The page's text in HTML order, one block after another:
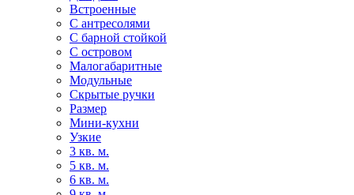
Встроенные
С антресолями
С барной стойкой
С островом
Малогабаритные
Модульные
Скрытые ручки
Размер
Мини-кухни
Узкие
3 кв. м.
5 кв. м.
6 кв. м.